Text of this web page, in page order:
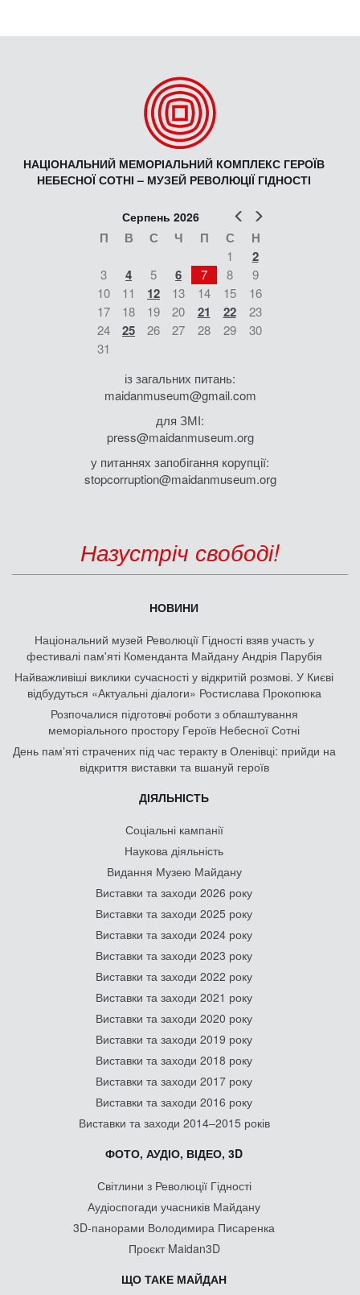
НАЦІОНАЛЬНИЙ МЕМОРІАЛЬНИЙ КОМПЛЕКС ГЕРОЇВ
НЕБЕСНОЇ СОТНІ – МУЗЕЙ РЕВОЛЮЦІЇ ГІДНОСТІ
Попер
Серпень 2026
П В С Ч П С Н
1 2
3 4 5 6 7 8
9
10
11 12 13 14 15
16
17
18 19 20 21 22
23
24
25 26 27 28 29
30
31
із загальних питань:
maidanmuseum@gmail.com
для ЗМІ:
press@maidanmuseum.org
у питаннях запобігання корупції:
stopcorruption@maidanmuseum.org
Назустріч свободі!
НОВИНИ
Національний музей Революції Гідності взяв участь у
фестивалі пам'яті Коменданта Майдану Андрія Парубія
Найважливіші виклики сучасності у відкритій розмові. У Києві
відбудуться «Актуальні діалоги» Ростислава Прокопюка
Розпочалися підготовчі роботи з облаштування
меморіального простору Героїв Небесної Сотні
День памʼяті страчених під час теракту в Оленівці: прийди на
відкриття виставки та вшануй героїв
ДІЯЛЬНІСТЬ
Соціальні кампанії
Наукова діяльність
Видання Музею Майдану
Виставки та заходи 2026 року
Виставки та заходи 2025 року
Виставки та заходи 2024 року
Виставки та заходи 2023 року
Виставки та заходи 2022 року
Виставки та заходи 2021 року
Виставки та заходи 2020 року
Виставки та заходи 2019 року
Виставки та заходи 2018 року
Виставки та заходи 2017 року
Виставки та заходи 2016 року
Виставки та заходи 2014–2015 років
ФОТО, АУДІО, ВІДЕО, 3D
Світлини з Революції Гідності
Аудіоспогади учасників Майдану
3D-панорами Володимира Писаренка
Проєкт Maidan3D
ЩО ТАКЕ МАЙДАН